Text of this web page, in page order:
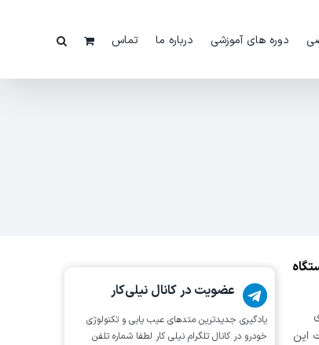
دوره های آموزشی درباره ما تماس
این
عضویت در کانال نیلی‌کار
یادگیری جدیدترین متد‌های عیب یابی‌ و تکنولوژی
خودرو در کانال تلگرام نیلی کار لطفا شماره تلفن